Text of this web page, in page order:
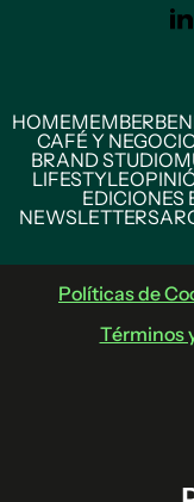
HOMEMEMBER
CAFÉ Y
BRAND STUDIO
LIFESTYLE
EDICIONES
NEWSLETTERS
Políticas de
Términos